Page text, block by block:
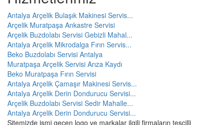
Antalya Arçelik Bulaşık Makinesi Servis...
Arçelik Muratpaşa Ankastre Servisi
Arçelik Buzdolabı Servisi Gebizli Mahal...
Antalya Arçelik Mikrodalga Fırın Servis...
Beko Buzdolabı Servisi Antalya
Muratpaşa Arçelik Servisi Arıza Kaydı
Beko Muratpaşa Fırın Servisi
Antalya Arçelik Çamaşır Makinesi Servis...
Antalya Arçelik Derin Dondurucu Servisi...
Arçelik Buzdolabı Servisi Sedir Mahalle...
Antalya Arçelik Derin Dondurucu Servisi...
Sitemizde ismi geçen logo ve markalar ilgili firmaların tescilli